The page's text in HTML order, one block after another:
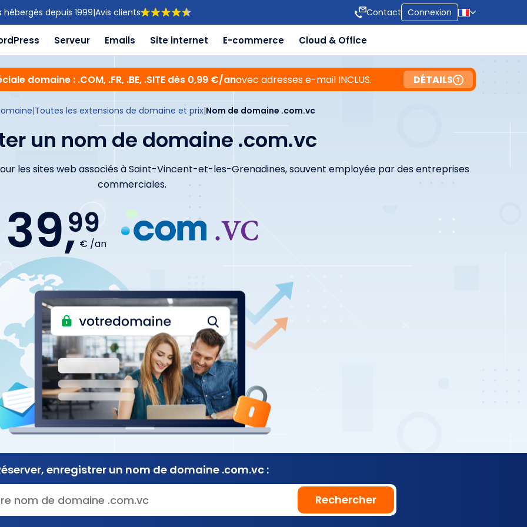
depuis 1999|Avis clients Contact Connexion
Serveur Emails Site internet E-commerce Cloud & Office
domaine : .COM, .FR, .BE, .SITE dès 0,99 €/anavec adresses e-mail INCLUS. DÉTAILS
|Toutes les extensions de domaine et prix|Nom de domaine .com.vc
un nom de domaine .com.vc
les sites web associés à Saint-Vincent-et-les-Grenadines, souvent employée par des entreprises
commerciales.
39,99
€ /an
enregistrer un nom de domaine .com.vc :
Rechercher